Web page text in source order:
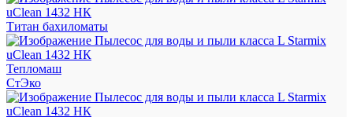
Титан бахиломаты
Тепломаш
СтЭко